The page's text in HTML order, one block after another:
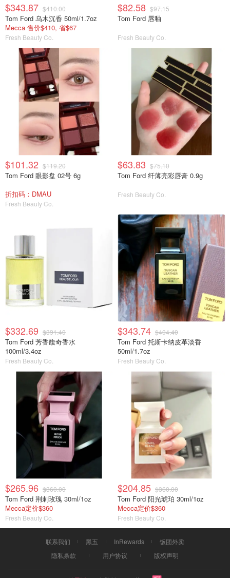
$343.87 $410.00
Tom Ford 乌木沉香 50ml/1.7oz
Mecca 售价$410, 省$67
Fresh Beauty Co.
$82.58 $97.15
Tom Ford 唇釉
Fresh Beauty Co.
$101.32 $119.20
Tom Ford 眼影盘 02号 6g
折扣码：DMAU
Fresh Beauty Co.
$63.83 $75.10
Tom Ford 纤薄亮彩唇膏 0.9g
Fresh Beauty Co.
$332.69 $391.40
Tom Ford 芳香馥奇香水
100ml/3.4oz
Fresh Beauty Co.
$343.74 $404.40
Tom Ford 托斯卡纳皮革淡香
50ml/1.7oz
Fresh Beauty Co.
$265.96 $360.00
Tom Ford 荆刺玫瑰 30ml/1oz
Mecca定价$360
Fresh Beauty Co.
$204.85 $360.00
Tom Ford 阳光琥珀 30ml/1oz
Mecca定价$360
Fresh Beauty Co.
联系我们 黑五 InRewards
饭团外卖
隐私条款
用户协议 版权声明